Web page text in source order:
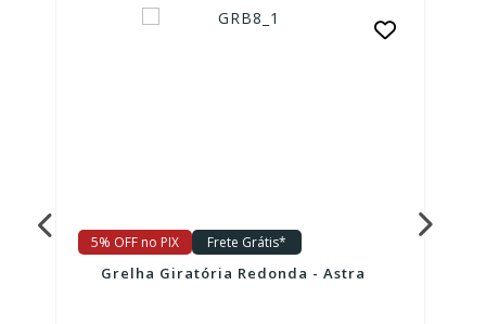
5% OFF no PIX Frete Grátis*
Grelha Giratória Redonda - Astra